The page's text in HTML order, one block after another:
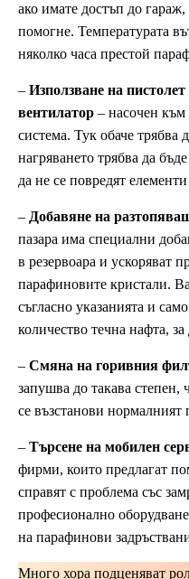
ако имате достъп до
помогне. Температурата
няколко часа престой
– Използване на
вентилатор – насочен към
система. Тук обаче трябва
нагряването трябва да
да не се повредят
– Добавяне на
пазара има специални
в резервоара и ускоряват
парафиновите кристали.
съгласно указанията и
количество течна нафта,
– Смяна на горивния
запушва до такава степен,
се възстанови нормалният
– Търсене на мобилен
фирми, които предлагат
справят с проблема със
професионално
на парафинови
Много хора подценяват